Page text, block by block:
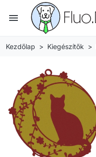
menu
Kezdőlap Kiegészítők